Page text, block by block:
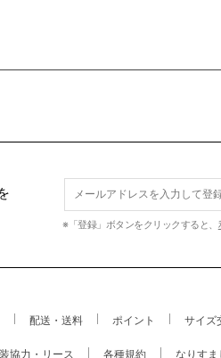
※「登録」ボタンをクリックすると、
配送・送料 ポイント サイズ
協力・リース 各種規約 なりす